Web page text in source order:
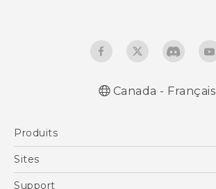
Canada - Français
Produits
5G
Sites
HTC Dev
Support